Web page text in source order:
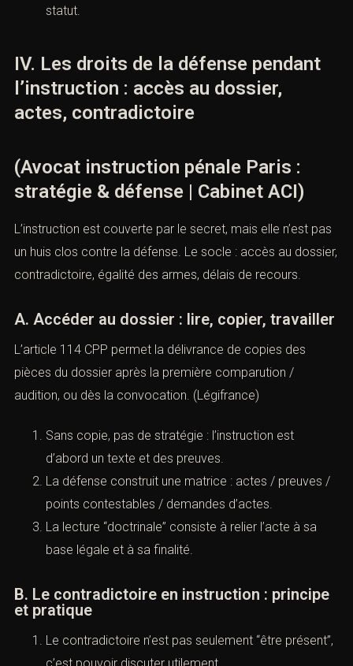
statut.
IV. Les droits de la défense pendant
l’instruction : accès au dossier,
actes, contradictoire
(Avocat instruction pénale Paris :
stratégie & défense | Cabinet ACI)
L’instruction est couverte par le secret, mais elle n’est pas
un huis clos contre la défense. Le socle : accès au dossier,
contradictoire, égalité des armes, délais de recours.
A. Accéder au dossier : lire, copier, travailler
L’article 114 CPP permet la délivrance de copies des
pièces du dossier après la première comparution /
audition, ou dès la convocation. (Légifrance)
Sans copie, pas de stratégie : l’instruction est
d’abord un texte et des preuves.
La défense construit une matrice : actes / preuves /
points contestables / demandes d’actes.
La lecture “doctrinale” consiste à relier l’acte à sa
base légale et à sa finalité.
B. Le contradictoire en instruction : principe
et pratique
Le contradictoire n’est pas seulement “être présent”,